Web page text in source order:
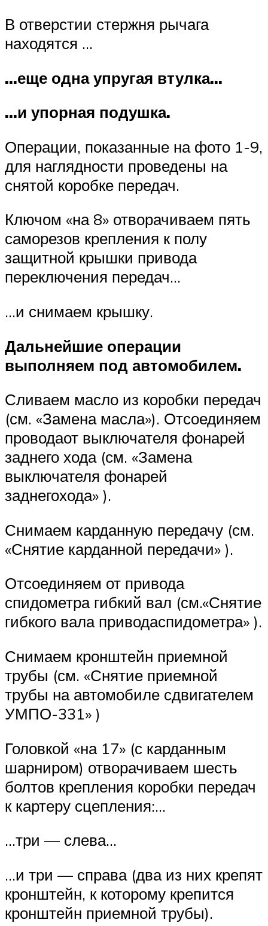
В отверстии стержня рычага
находятся …
…еще одна упругая втулка…
…и упорная подушка.
Операции, показанные на фото 1-9,
для наглядности проведены на
снятой коробке передач.
Ключом «на 8» отворачиваем пять
саморезов крепления к полу
защитной крышки привода
переключения передач…
…и снимаем крышку.
Дальнейшие операции
выполняем под автомобилем.
Сливаем масло из коробки передач
(см. «Замена масла»). Отсоединяем
проводаот выключателя фонарей
заднего хода (см. «Замена
выключателя фонарей
заднегохода» ).
Снимаем карданную передачу (см.
«Снятие карданной передачи» ).
Отсоединяем от привода
спидометра гибкий вал (см.«Снятие
гибкого вала приводаспидометра» ).
Снимаем кронштейн приемной
трубы (см. «Снятие приемной
трубы на автомобиле сдвигателем
УМПО-331» )
Головкой «на 17» (с карданным
шарниром) отворачиваем шесть
болтов крепления коробки передач
к картеру сцепления:…
…три — слева…
…и три — справа (два из них крепят
кронштейн, к которому крепится
кронштейн приемной трубы).